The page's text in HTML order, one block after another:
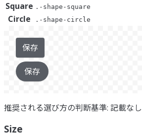
Square .-shape-square
Circle .-shape-circle
保存
保存
推奨される選び方の判断基準: 記載なし
Size